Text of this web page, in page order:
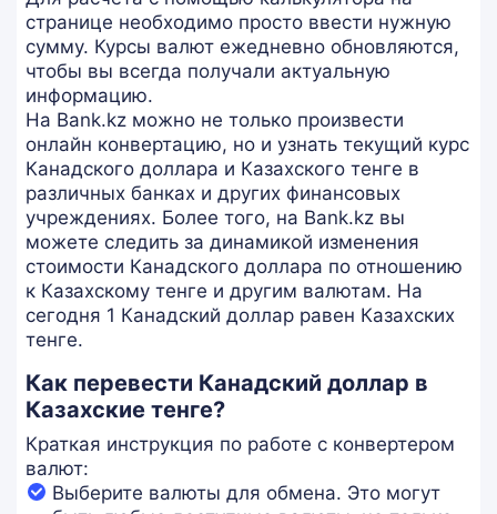
странице необходимо просто ввести нужную
сумму. Курсы валют ежедневно обновляются,
чтобы вы всегда получали актуальную
информацию.
На Bank.kz можно не только произвести
онлайн конвертацию, но и узнать текущий курс
Канадского доллара и Казахского тенге в
различных банках и других финансовых
учреждениях. Более того, на Bank.kz вы
можете следить за динамикой изменения
стоимости Канадского доллара по отношению
к Казахскому тенге и другим валютам. На
сегодня 1 Канадский доллар равен Казахских
тенге.
Как перевести Канадский доллар в
Казахские тенге?
Краткая инструкция по работе с конвертером
валют:
Выберите валюты для обмена. Это могут